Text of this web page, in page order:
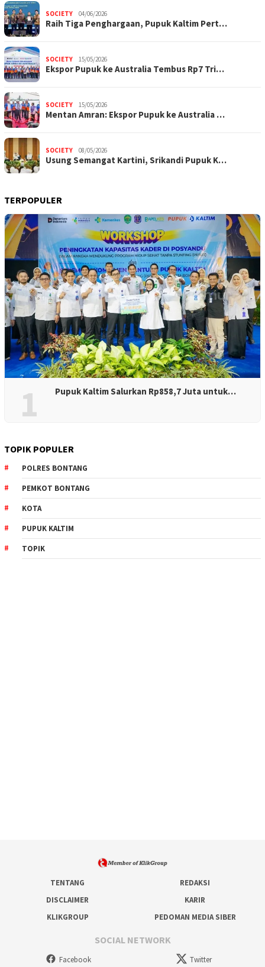
SOCIETY 04/06/2026
Raih Tiga Penghargaan, Pupuk Kaltim Pert…
SOCIETY 15/05/2026
Ekspor Pupuk ke Australia Tembus Rp7 Tri…
SOCIETY 15/05/2026
Mentan Amran: Ekspor Pupuk ke Australia …
SOCIETY 08/05/2026
Usung Semangat Kartini, Srikandi Pupuk K…
TERPOPULER
1 Pupuk Kaltim Salurkan Rp858,7 Juta untuk…
TOPIK POPULER
POLRES BONTANG
PEMKOT BONTANG
KOTA
PUPUK KALTIM
TOPIK
TENTANG
REDAKSI
DISCLAIMER
KARIR
KLIKGROUP
PEDOMAN MEDIA SIBER
SOCIAL NETWORK
Facebook Twitter